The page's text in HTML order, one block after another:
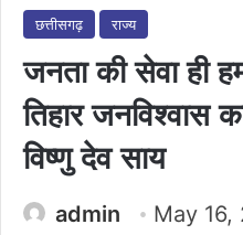
छत्तीसगढ़ राज्य
जनता की सेवा ही
तिहार जनविश्वास
विष्णु देव साय
admin
May 16,